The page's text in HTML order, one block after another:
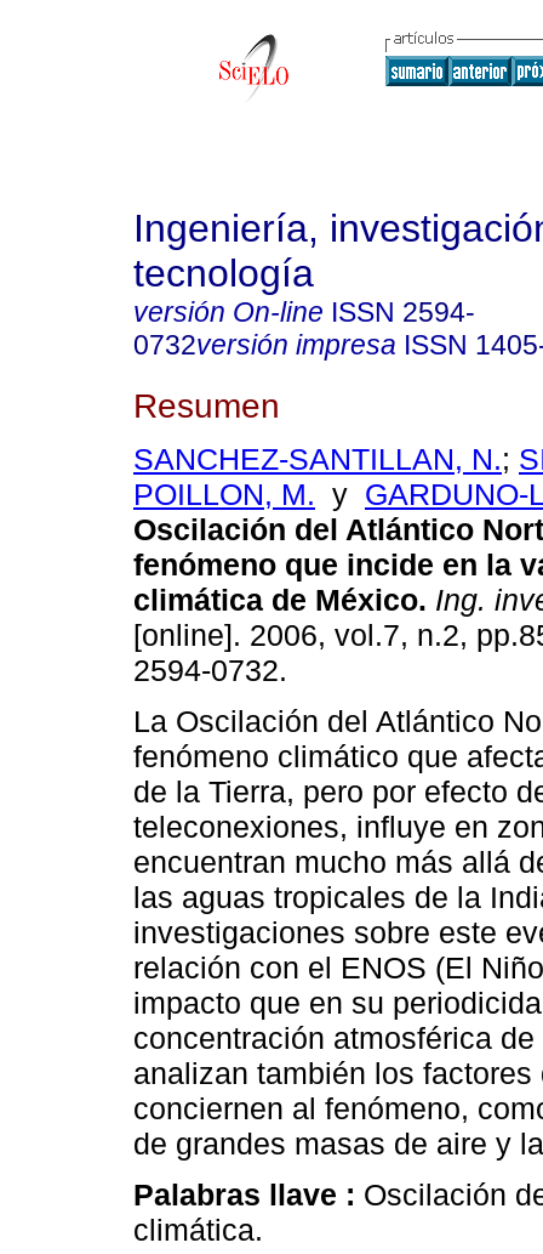
Ingeniería,
tecnología
versión On-line ISSN 2594-
0732versión impresa ISSN
Resumen
SANCHEZ-SANTILLAN, N.;
POILLON, M. y GARDUNO-
Oscilación del Atlántico
fenómeno que incide en la
climática de México. Ing.
[online]. 2006, vol.7, n.2,
2594-0732.
La Oscilación del Atlántico
fenómeno climático que
de la Tierra, pero por efecto
teleconexiones, influye en
encuentran mucho más allá
las aguas tropicales de la
investigaciones sobre este
relación con el ENOS (El
impacto que en su
concentración atmosférica
analizan también los
conciernen al fenómeno,
de grandes masas de aire y
Palabras llave : Oscilación
climática.